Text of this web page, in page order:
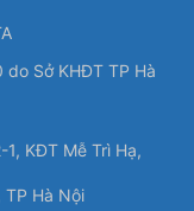
Sở KHĐT TP Hà
1, KĐT Mễ Trì Hạ,
Hà Nội